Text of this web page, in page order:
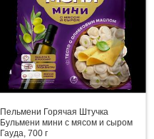
Пельмени Горячая Штучка
Бульмени мини с мясом и сыром
Гауда, 700 г